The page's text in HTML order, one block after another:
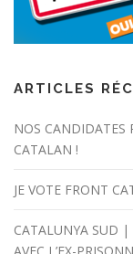
ARTICLES
NOS CANDIDATES
CATALAN !
JE VOTE FRONT
CATALUNYA SUD |